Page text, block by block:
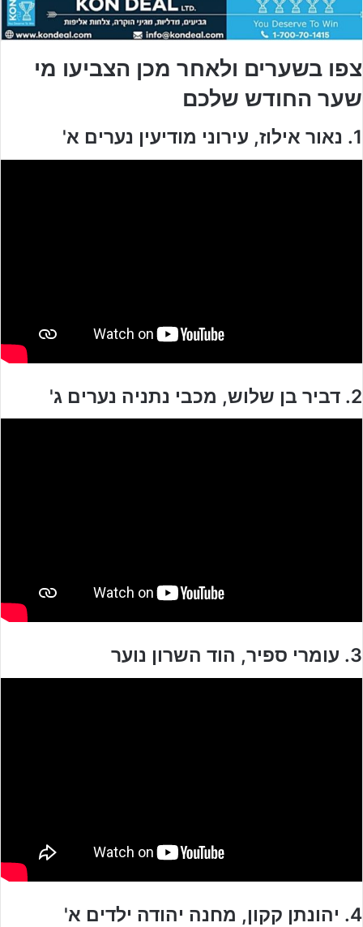
צפו בשערים ולאחר מכן הצביעו מי
שער החודש שלכם
1. נאור אילוז, עירוני מודיעין נערים א'
2. דביר בן שלוש, מכבי נתניה נערים ג'
3. עומרי ספיר, הוד השרון נוער
4. יהונתן קקון, מחנה יהודה ילדים א'